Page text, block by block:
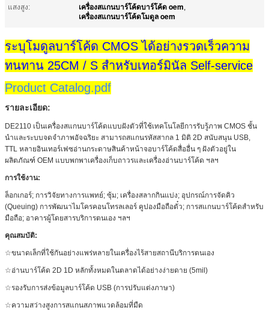
แสงสูง:
เครื่องสแกนบาร์โค้ดบาร์โค้ด oem,
เครื่องสแกนบาร์โค้ดโมดูล oem
ระบุโมดูลบาร์โค้ด CMOS ได้อย่างรวดเร็วความ
ทนทาน 25CM / S สำหรับเทอร์มินัล Self-service
Product Catalog.pdf
รายละเอียด:
DE2110 เป็นเครื่องสแกนบาร์โค้ดแบบฝังตัวที่ใช้เทคโนโลยีการรับรู้ภาพ CMOS ชั้น
นำและระบบจดจำภาพอัจฉริยะ สามารถสแกนรหัสสากล 1 มิติ 2D สนับสนุน USB,
TTL หลายอินเทอร์เฟซอ่านกระดาษสินค้าหน้าจอบาร์โค้ดสื่ออื่น ๆ ฝังตัวอยู่ใน
ผลิตภัณฑ์ OEM แบบพกพาเครื่องเก็บถาวรและเครื่องอ่านบาร์โค้ด ฯลฯ
การใช้งาน:
ล็อกเกอร์; การวิจัยทางการแพทย์; ซุ้ม; เครื่องสลากกินแบ่ง; อุปกรณ์การจัดคิว
(Queuing) การพัฒนาไมโครคอนโทรลเลอร์ คูปองมือถือตั๋ว; การสแกนบาร์โค้ดสำหรับ
มือถือ; อาคารผู้โดยสารบริการตนเอง ฯลฯ
คุณสมบัติ:
☆ขนาดเล็กที่ใช้กันอย่างแพร่หลายในเครื่องไร้สายสถานีบริการตนเอง
☆อ่านบาร์โค้ด 2D 1D หลักทั้งหมดในตลาดได้อย่างง่ายดาย (5mil)
☆รองรับการส่งข้อมูลบาร์โค้ด USB (การปรับแต่งภาษา)
☆ความสว่างสูงการสแกนสภาพแวดล้อมที่มืด